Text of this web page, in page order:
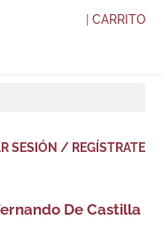
CARRITO
SESIÓN / REGÍSTRATE
De Castilla